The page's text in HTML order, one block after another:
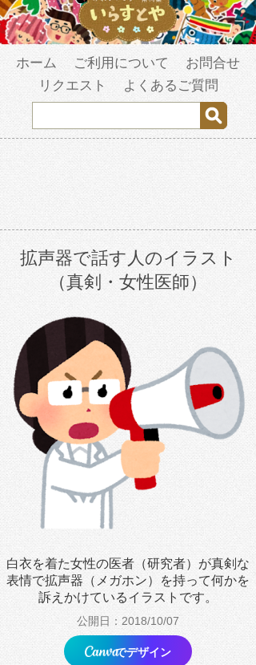
ホーム ご利用について
お問合せ
リクエスト
よくあるご質問
拡声器で話す人のイラスト
（真剣・女性医師）
白衣を着た女性の医者（研究者）が真剣な
表情で拡声器（メガホン）を持って何かを
訴えかけているイラストです。
公開日：2018/10/07
でデザイン